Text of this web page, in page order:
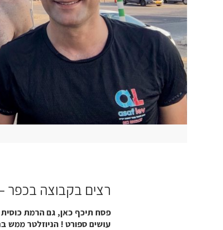
רצים בקבוצה
פסח תיכף כאן, גם הרמת
עושים ספורט ! הניוזלטר ממש